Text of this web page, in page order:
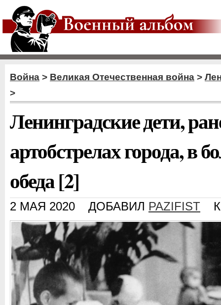
Война > Великая Отечественная война >
>
Ленинградские дети,
артобстрелах города, в
обеда [2]
2 МАЯ 2020 ДОБАВИЛ PAZIFIST